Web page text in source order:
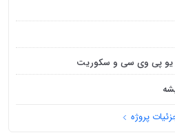
یو پی وی سی و سکوریت
پروژه